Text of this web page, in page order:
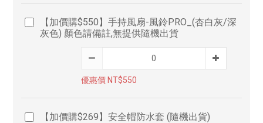
【加價購$550】手持風扇-風鈴PRO_(杏白灰/深
灰色) 顏色請備註,無提供隨機出貨
優惠價 NT$550
【加價購$269】安全帽防水套 (隨機出貨)